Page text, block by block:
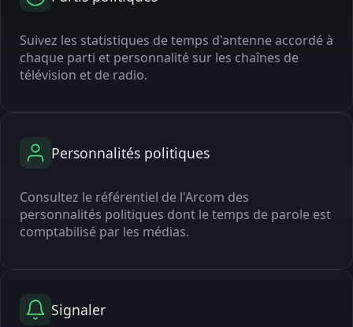
Suivez les statistiques de temps d'antenne accordé à
chaque parti et personnalité sur les chaînes de
télévision et de radio.
Personnalités politiques
Consultez le référentiel de l'Arcom des
personnalités politiques dont le temps de parole est
comptabilisé par les médias.
Signaler